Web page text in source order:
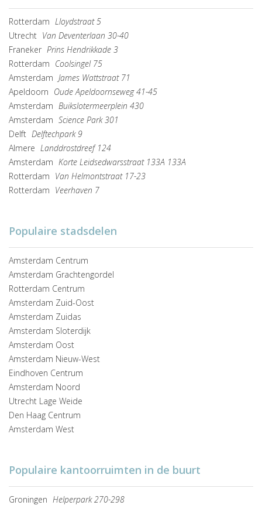
Rotterdam Lloydstraat 5
Utrecht Van Deventerlaan 30-40
Franeker Prins Hendrikkade 3
Rotterdam Coolsingel 75
Amsterdam James Wattstraat 71
Apeldoorn Oude Apeldoornseweg 41-45
Amsterdam Buikslotermeerplein 430
Amsterdam Science Park 301
Delft Delftechpark 9
Almere Landdrostdreef 124
Amsterdam Korte Leidsedwarsstraat 133A 133A
Rotterdam Van Helmontstraat 17-23
Rotterdam Veerhaven 7
Populaire stadsdelen
Amsterdam Centrum
Amsterdam Grachtengordel
Rotterdam Centrum
Amsterdam Zuid-Oost
Amsterdam Zuidas
Amsterdam Sloterdijk
Amsterdam Oost
Amsterdam Nieuw-West
Eindhoven Centrum
Amsterdam Noord
Utrecht Lage Weide
Den Haag Centrum
Amsterdam West
Populaire kantoorruimten in de buurt
Groningen Helperpark 270-298